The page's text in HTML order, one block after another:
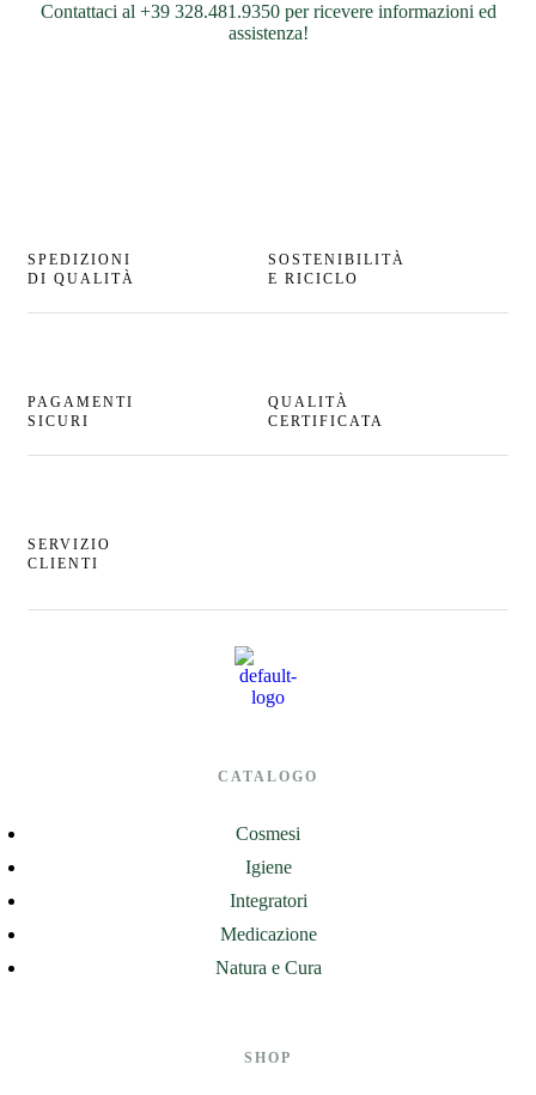
Contattaci al +39 328.481.9350 per ricevere informazioni ed
assistenza!
SPEDIZIONI
DI QUALITÀ
SOSTENIBILITÀ
E RICICLO
PAGAMENTI
SICURI
QUALITÀ
CERTIFICATA
SERVIZIO
CLIENTI
CATALOGO
Cosmesi
Igiene
Integratori
Medicazione
Natura e Cura
SHOP